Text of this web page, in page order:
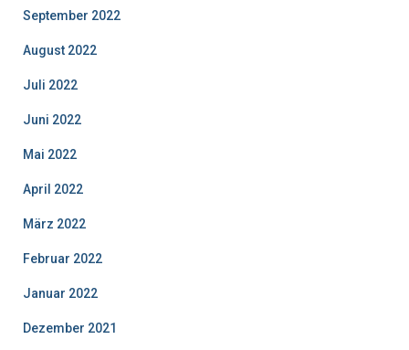
September 2022
August 2022
Juli 2022
Juni 2022
Mai 2022
April 2022
März 2022
Februar 2022
Januar 2022
Dezember 2021